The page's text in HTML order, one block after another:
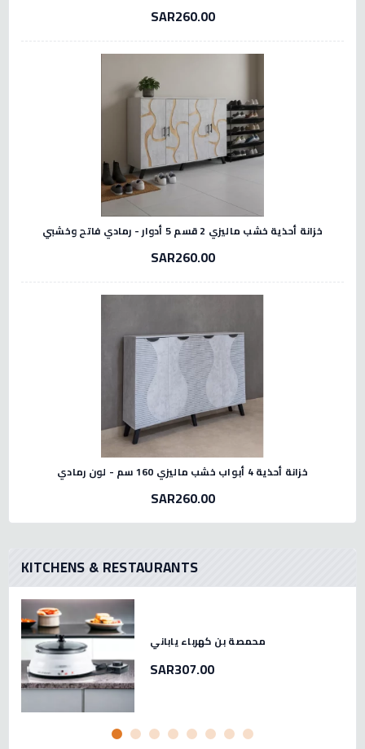
SAR260.00
خزانة أحذية خشب ماليزي 2 قسم 5 أدوار - رمادي فاتح وخشبي
SAR260.00
خزانة أحذية 4 أبواب خشب ماليزي 160 سم - لون رمادي
SAR260.00
KITCHENS & RESTAURANTS
محمصة بن كهرباء ياباني
SAR307.00